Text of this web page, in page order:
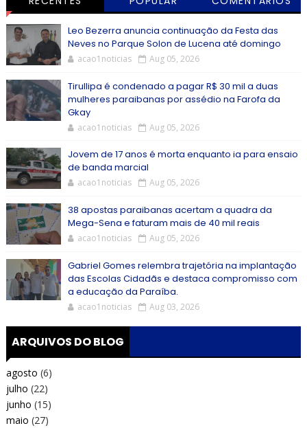
Leo Bezerra anuncia continuação da Festa das
Neves no Parque Solon de Lucena até domingo
acao1noticias Aug 05, 2026
Tirullipa é condenado a pagar R$ 30 mil a duas
mulheres paraibanas por assédio na Farofa da
Gkay
acao1noticias Aug 05, 2026
Jovem de 17 anos é morta enquanto ia para ensaio
de banda marcial
acao1noticias Aug 05, 2026
38 apostas paraibanas acertam a quadra da
Mega-Sena e faturam mais de 40 mil reais
acao1noticias Aug 05, 2026
Gabriel Gomes relembra trajetória na implantação
das Escolas Cidadãs e destaca compromisso com
a educação da Paraíba.
acao1noticias Aug 03, 2026
ARQUIVOS DO BLOG
agosto (6)
julho (22)
junho (15)
maio (27)